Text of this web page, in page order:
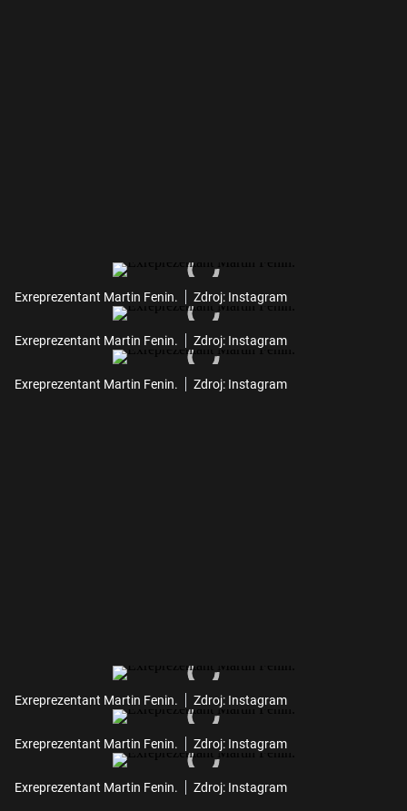
Exreprezentant Martin Fenin. Zdroj: Instagram
Exreprezentant Martin Fenin. Zdroj: Instagram
Exreprezentant Martin Fenin. Zdroj: Instagram
Exreprezentant Martin Fenin. Zdroj: Instagram
Exreprezentant Martin Fenin. Zdroj: Instagram
Exreprezentant Martin Fenin. Zdroj: Instagram